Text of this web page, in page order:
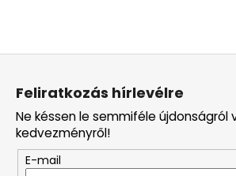
L
Feliratkozás hírlevélre
Ne késsen le semmiféle újdonságról
kedvezményről!
E-mail